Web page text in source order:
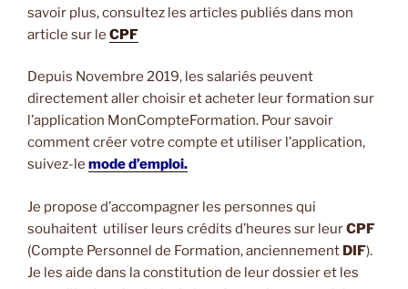
savoir plus, consultez les articles publiés dans mon
article sur le CPF
Depuis Novembre 2019, les salariés peuvent
directement aller choisir et acheter leur formation sur
l’application MonCompteFormation. Pour savoir
comment créer votre compte et utiliser l’application,
suivez-le mode d’emploi.
Je propose d’accompagner les personnes qui
souhaitent utiliser leurs crédits d’heures sur leurCPF
(Compte Personnel de Formation, anciennement DIF).
Je les aide dans la constitution de leur dossier et les